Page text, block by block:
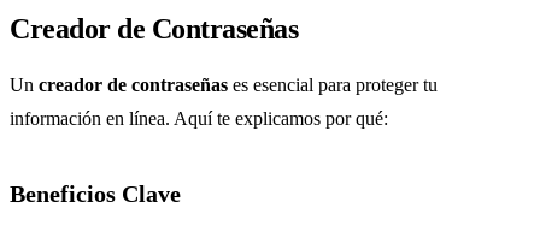
Creador de Contraseñas
Un creador de contraseñas es esencial para proteger tu
información en línea. Aquí te explicamos por qué:
Beneficios Clave